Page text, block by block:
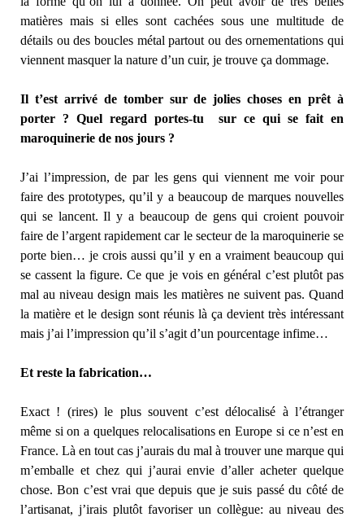
matières mais si elles sont cachées sous une multitude de
détails ou des boucles métal partout ou des ornementations qui
viennent masquer la nature d’un cuir, je trouve ça dommage.
Il t’est arrivé de tomber sur de jolies choses en prêt à
porter ? Quel regard portes-tu sur ce qui se fait en
maroquinerie de nos jours ?
J’ai l’impression, de par les gens qui viennent me voir pour
faire des prototypes, qu’il y a beaucoup de marques nouvelles
qui se lancent. Il y a beaucoup de gens qui croient pouvoir
faire de l’argent rapidement car le secteur de la maroquinerie se
porte bien… je crois aussi qu’il y en a vraiment beaucoup qui
se cassent la figure. Ce que je vois en général c’est plutôt pas
mal au niveau design mais les matières ne suivent pas. Quand
la matière et le design sont réunis là ça devient très intéressant
mais j’ai l’impression qu’il s’agit d’un pourcentage infime…
Et reste la fabrication…
Exact ! (rires) le plus souvent c’est délocalisé à l’étranger
même si on a quelques relocalisations en Europe si ce n’est en
France. Là en tout cas j’aurais du mal à trouver une marque qui
m’emballe et chez qui j’aurai envie d’aller acheter quelque
chose. Bon c’est vrai que depuis que je suis passé du côté de
l’artisanat, j’irais plutôt favoriser un collègue: au niveau des